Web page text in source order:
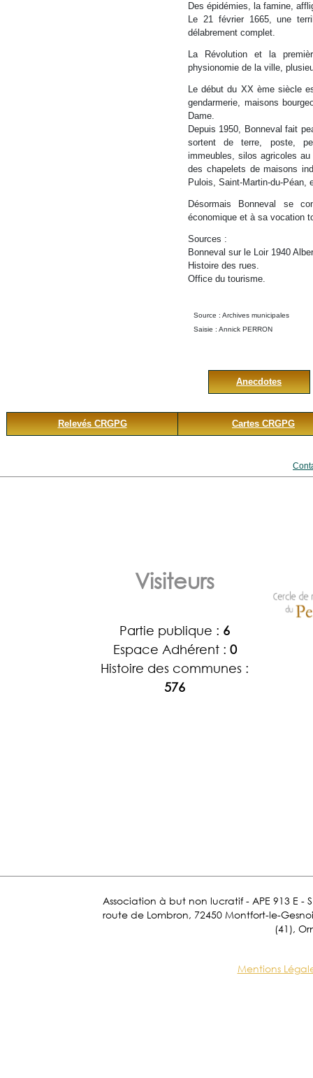
Des épidémies, la famine,
Le 21 février 1665, une
délabrement complet.
La Révolution et la
physionomie de la ville,
Le début du XX ème siècle
gendarmerie, maisons
Dame.
Depuis 1950, Bonneval fait
sortent de terre, poste,
immeubles, silos agricoles
des chapelets de maisons
Pulois, Saint-Martin-du-Péan,
Désormais Bonneval se
économique et à sa vocation
Sources :
Bonneval sur le Loir 1940
Histoire des rues.
Office du tourisme.
Source : Archives municipales
Saisie : Annick PERRON
Anecdotes
Relevés CRGPG Cartes CRGPG
Visiteurs
Partie publique : 6
Espace Adhérent : 0
Histoire des communes :
576
Association à but non lucratif - APE 913 E -
route de Lombron, 72450 Montfort-le-
(41),
Mentions